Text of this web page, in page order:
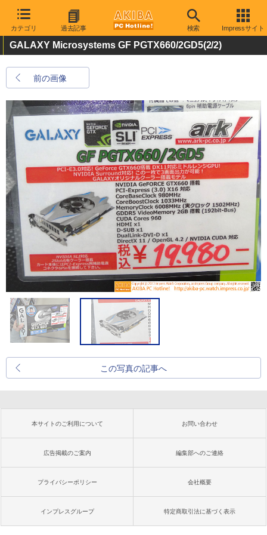
カテゴリ 過去記事 検索 Impressサイト
GALAXY Microsystems GF PGTX660/2GD5(2/2)
前の画像
この写真の記事へ
本サイトのご利用について お問い合わせ
広告掲載のご案内 編集部へのご連絡
プライバシーポリシー 会社概要
インプレスグループ 特定商取引法に基づく表示